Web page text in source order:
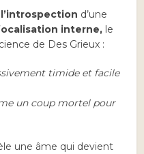
l’introspection d’une
interne, le
de Des Grieux :
timide et facile
un coup mortel pour
une âme qui devient